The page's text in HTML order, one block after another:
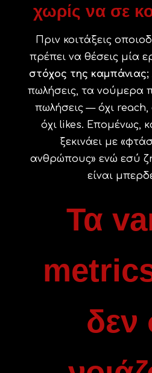
χωρίς να σε
Πριν κοιτάξεις
πρέπει να θέσεις μία
στόχος της καμπάνιας;
πωλήσεις, τα νούμερα
πωλήσεις — όχι reach,
όχι likes. Επομένως,
ξεκινάει με
ανθρώπους» ενώ εσύ
είναι
Τα
δεν